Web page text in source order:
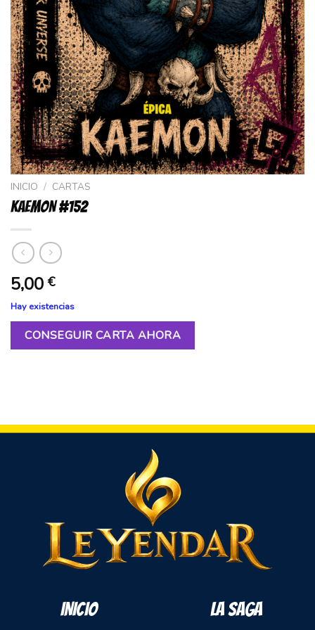
INICIO / CARTAS
KAEMON #152
5,00 €
Hay existencias
CONSEGUIR CARTA AHORA
INICIO LA SAGA